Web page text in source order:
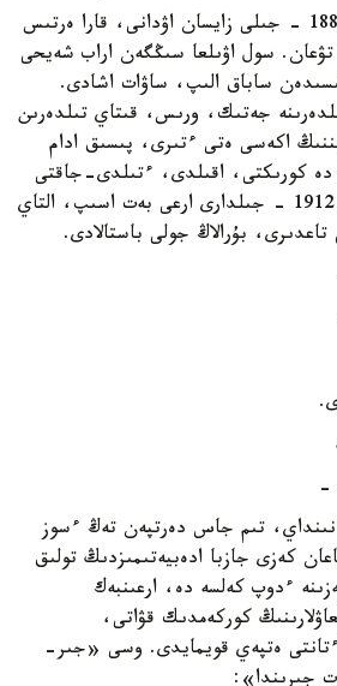
ارعىنبەك اپاشباي ۇلى 1882 - جىلى زايسان اۋدانى، قارا ەرتىس
تۋعان. سول اۋىلعا سىڭگەن اراب شەيحى
ساباق الىپ، ساۋات اشادى.
جەتىك، ورىس، قىتاي تىلدەرىن
اكەسى ەتى ءتىرى، پىسىق ادام
كورىكتى، اقىلدى، ءتىلدى-جاقتى
كىسى بولعان دەسەدى. 1912 - جىلدارى ارعى بەت اسىپ، التاي
بۇرالاڭ جولى باستالادى.
-
تىم جاس دەرتپەن تەڭ ءسوز
كەزى جازبا ادەبيەتىمىزدىڭ تولىق
ءدوپ كەلسە دە، ارعىنبەك
كوركەمدىك قۋاتى،
ءتانتى ەتپەي قويمايدى. وسى «جىر-